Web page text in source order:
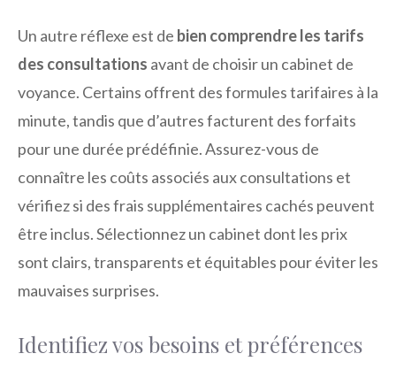
Un autre réflexe est de bien comprendre les tarifs
des consultations avant de choisir un cabinet de
voyance. Certains offrent des formules tarifaires à la
minute, tandis que d’autres facturent des forfaits
pour une durée prédéfinie. Assurez-vous de
connaître les coûts associés aux consultations et
vérifiez si des frais supplémentaires cachés peuvent
être inclus. Sélectionnez un cabinet dont les prix
sont clairs, transparents et équitables pour éviter les
mauvaises surprises.
Identifiez vos besoins et préférences